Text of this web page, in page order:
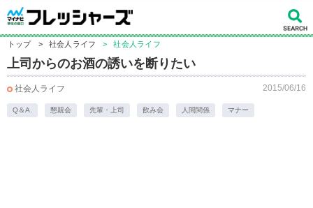
トップ > 社会人ライフ > 社会人ライフ
上司からのお酒の誘いを断りたい
社会人ライフ 2015/06/16
Q＆A. 懇親会 先輩・上司 飲み会 人間関係 マナー